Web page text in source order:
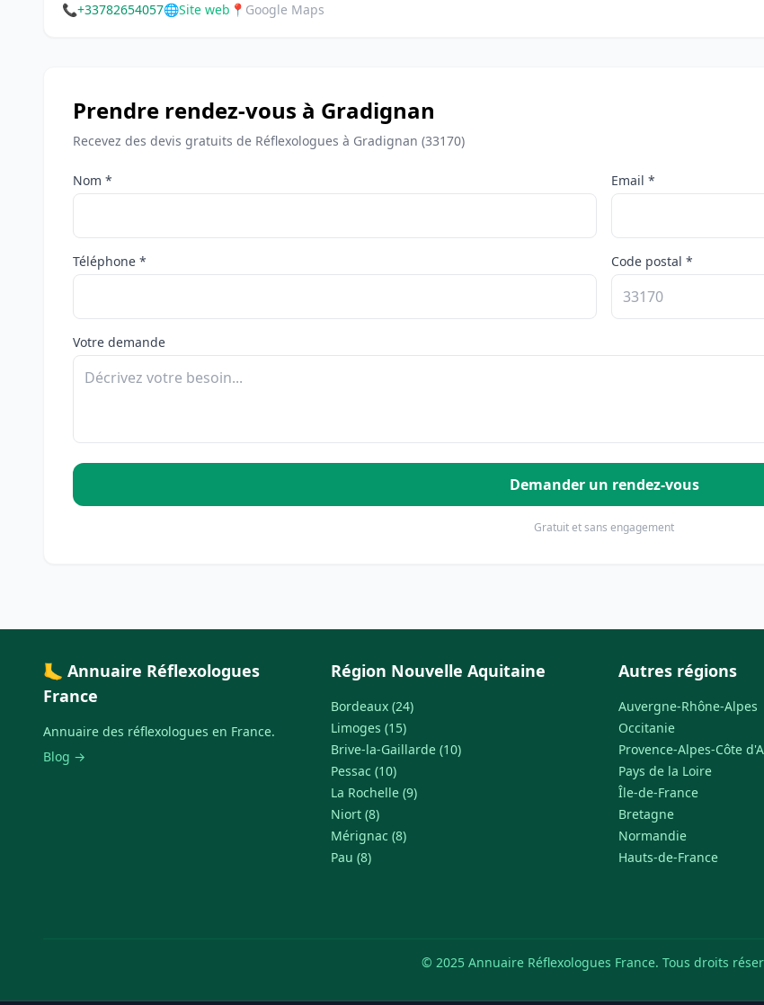
📞+33782654057🌐Site web 📍 Google Maps
Prendre rendez-vous à Gradignan
Recevez des devis gratuits de Réflexologues à Gradignan (33170)
Nom * Email *
Téléphone * Code postal *
Votre demande
Demander un rendez-vous
Gratuit et sans engagement
🦶 Annuaire Réflexologues
France
Annuaire des réflexologues en France.
Blog →
Région Nouvelle Aquitaine
Bordeaux (24)
Limoges (15)
Brive-la-Gaillarde (10)
Pessac (10)
La Rochelle (9)
Niort (8)
Mérignac (8)
Pau (8)
Autres régions
Auvergne-Rhône-Alpes
Occitanie
Provence-Alpes-Côte
Pays de la Loire
Île-de-France
Bretagne
Normandie
Hauts-de-France
© 2025 Annuaire Réflexologues France. Tous droits